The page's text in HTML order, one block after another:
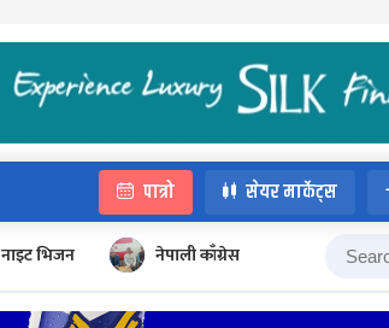
पात्रो सेयर मार्केट्स
नाइट भिजन नेपाली काँग्रेस